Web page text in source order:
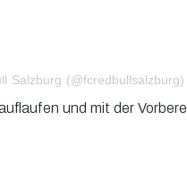
Salzburg (@fcredbullsalzburg)
und mit der